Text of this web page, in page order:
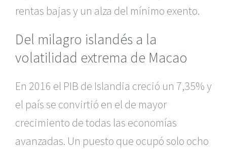
rentas bajas y un alza del mínimo exento.
Del milagro islandés a la
volatilidad extrema de Macao
En 2016 el PIB de Islandia creció un 7,35% y
el país se convirtió en el de mayor
crecimiento de todas las economías
avanzadas. Un puesto que ocupó solo ocho